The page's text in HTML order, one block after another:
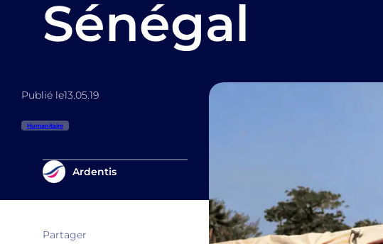
Sénégal
Publié le13.05.19
Humanitaire
Ardentis
Partager